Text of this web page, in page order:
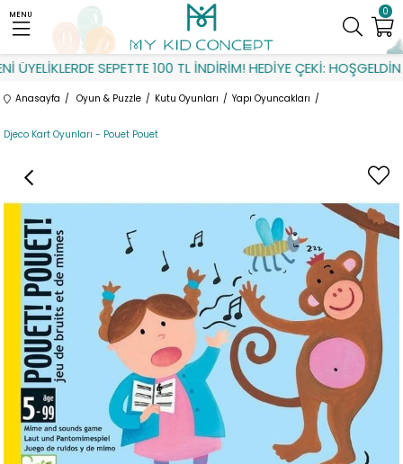
SEPETTE 100 TL İNDİRİM! HEDİYE ÇEKİ: HOŞGELDİN
0
MENU
Anasayfa Oyun & Puzzle Kutu Oyunları Yapı Oyuncakları
Djeco Kart Oyunları - Pouet Pouet